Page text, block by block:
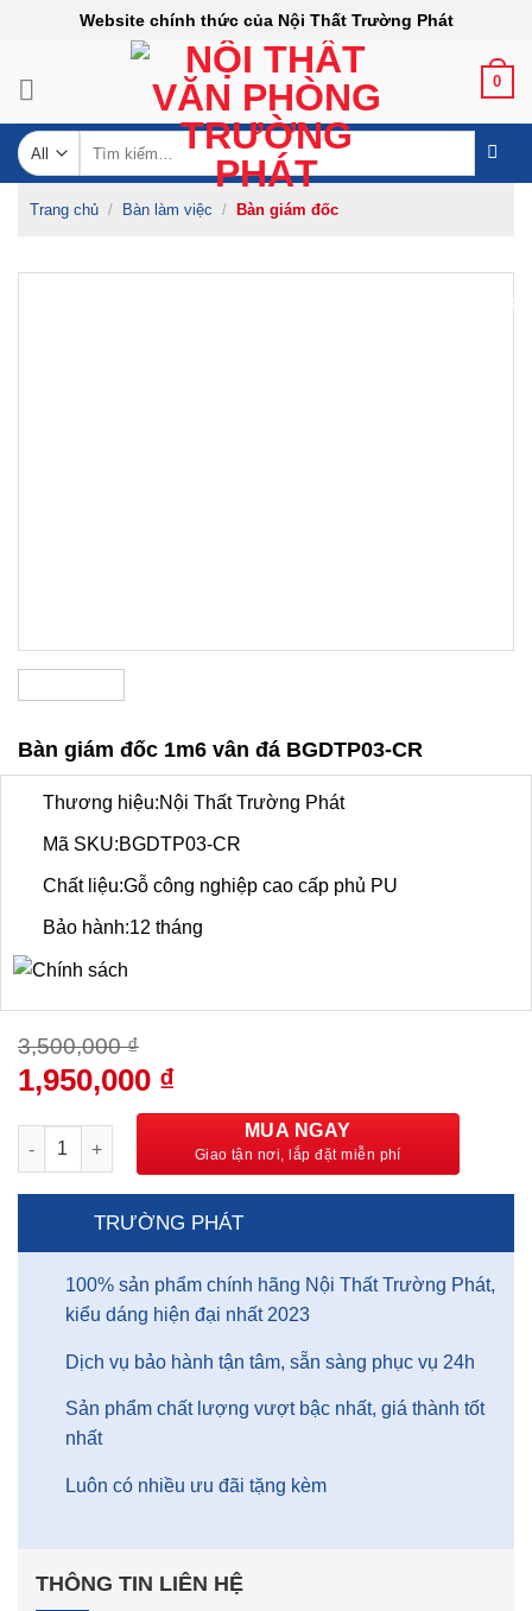
Website chính thức của Nội Thất Trường Phát
0
kiếm:
Trang chủ / Bàn làm việc / Bàn giám đốc
-44%
Bàn giám đốc 1m6 vân đá BGDTP03-CR
Thương hiệu:Nội Thất Trường Phát
Mã SKU:BGDTP03-CR
Chất liệu:Gỗ công nghiệp cao cấp phủ PU
Bảo hành:12 tháng
3,500,000₫
Giá
gốc
là:
3,500,000 ₫.
1,950,000 ₫Giá
tại
1,950,000 ₫.
Bàn giám đốc 1m6 vân đá BGDTP03-CR số lượng
MUA NGAY
TRƯỜNG PHÁT
100% sản phẩm chính hãng Nội Thất Trường Phát,
kiểu dáng hiện đại nhất 2023
Dịch vụ bảo hành tận tâm, sẵn sàng phục vụ 24h
Sản phẩm chất lượng vượt bậc nhất, giá thành tốt
nhất
Luôn có nhiều ưu đãi tặng kèm
THÔNG TIN LIÊN HỆ